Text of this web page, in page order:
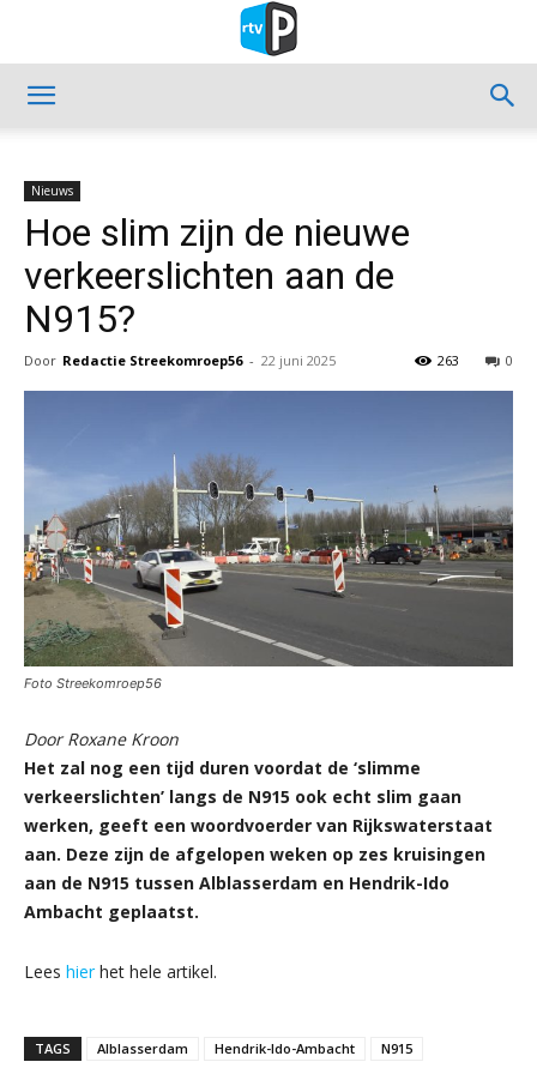
Nieuws
Hoe slim zijn de nieuwe
verkeerslichten aan de
N915?
Door Redactie Streekomroep56 - 22 juni 2025 0
263
Foto Streekomroep56
Door Roxane Kroon
Het zal nog een tijd duren voordat de ‘slimme
verkeerslichten’ langs de N915 ook echt slim gaan
werken, geeft een woordvoerder van Rijkswaterstaat
aan. Deze zijn de afgelopen weken op zes kruisingen
aan de N915 tussen Alblasserdam en Hendrik-Ido
Ambacht geplaatst.
Lees hierhet hele artikel.
TAGS Alblasserdam Hendrik-Ido-Ambacht N915